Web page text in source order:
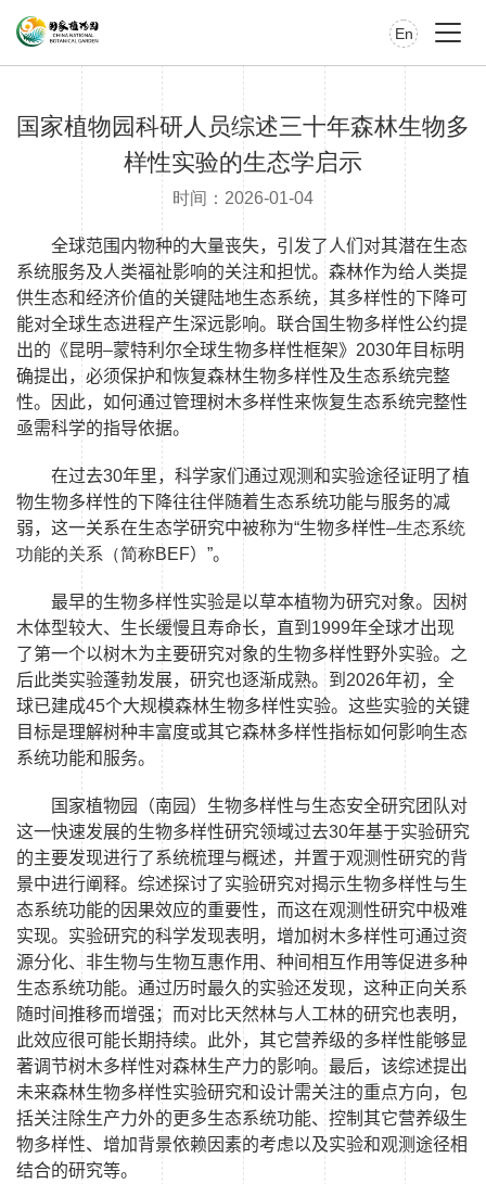
En
国家植物园科研人员综述三十年森林生物多
样性实验的生态学启示
时间：2026-01-04
全球范围内物种的大量丧失，引发了人们对其潜在生态
系统服务及人类福祉影响的关注和担忧。森林作为给人类提
供生态和经济价值的关键陆地生态系统，其多样性的下降可
能对全球生态进程产生深远影响。联合国生物多样性公约提
出的《昆明–蒙特利尔全球生物多样性框架》 2030年目标明
确提出，必须保护和恢复森林生物多样性及生态系统完整
性。因此，如何通过管理树木多样性来恢复生态系统完整性
亟需科学的指导依据。
在过去30年里，科学家们通过观测和实验途径证明了植
物生物多样性的下降往往伴随着生态系统功能与服务的减
弱，这一关系在生态学研究中被称为“生物多样性–生态系统
功能的关系（简称BEF）”。
最早的生物多样性实验是以草本植物为研究对象。因树
木体型较大、生长缓慢且寿命长，直到 1999年全球才出现
了第一个以树木为主要研究对象的生物多样性野外实验。之
后此类实验蓬勃发展，研究也逐渐成熟。到 2026年初，全
球已建成45个大规模森林生物多样性实验。这些实验的关键
目标是理解树种丰富度或其它森林多样性指标如何影响生态
系统功能和服务。
国家植物园（南园）生物多样性与生态安全研究团队对
这一快速发展的生物多样性研究领域过去30年基于实验研究
的主要发现进行了系统梳理与概述，并置于观测性研究的背
景中进行阐释。综述探讨了实验研究对揭示生物多样性与生
态系统功能的因果效应的重要性，而这在观测性研究中极难
实现。实验研究的科学发现表明，增加树木多样性可通过资
源分化、非生物与生物互惠作用、种间相互作用等促进多种
生态系统功能。通过历时最久的实验还发现，这种正向关系
随时间推移而增强；而对比天然林与人工林的研究也表明，
此效应很可能长期持续。此外，其它营养级的多样性能够显
著调节树木多样性对森林生产力的影响。最后，该综述提出
未来森林生物多样性实验研究和设计需关注的重点方向，包
括关注除生产力外的更多生态系统功能、控制其它营养级生
物多样性、增加背景依赖因素的考虑以及实验和观测途径相
结合的研究等。